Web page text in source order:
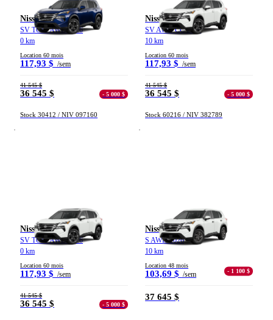
Nissan Rogue
SV TOIT AWD 2026
0 km
Location 60 mois
117,93 $ /sem
41 545 $
36 545 $ - 5 000 $
Stock 30412 / NIV 097160
Nissan Rogue
SV AWD CC 2026
10 km
Location 60 mois
117,93 $ /sem
41 545 $
36 545 $ - 5 000 $
Stock 60216 / NIV 382789
Nissan Rogue
SV TOIT AWD 2026
0 km
Location 60 mois
117,93 $ /sem
41 545 $
36 545 $ - 5 000 $
Nissan Rogue
S AWD 2026
10 km
Location 48 mois
103,69 $ /sem - 1 100 $
37 645 $